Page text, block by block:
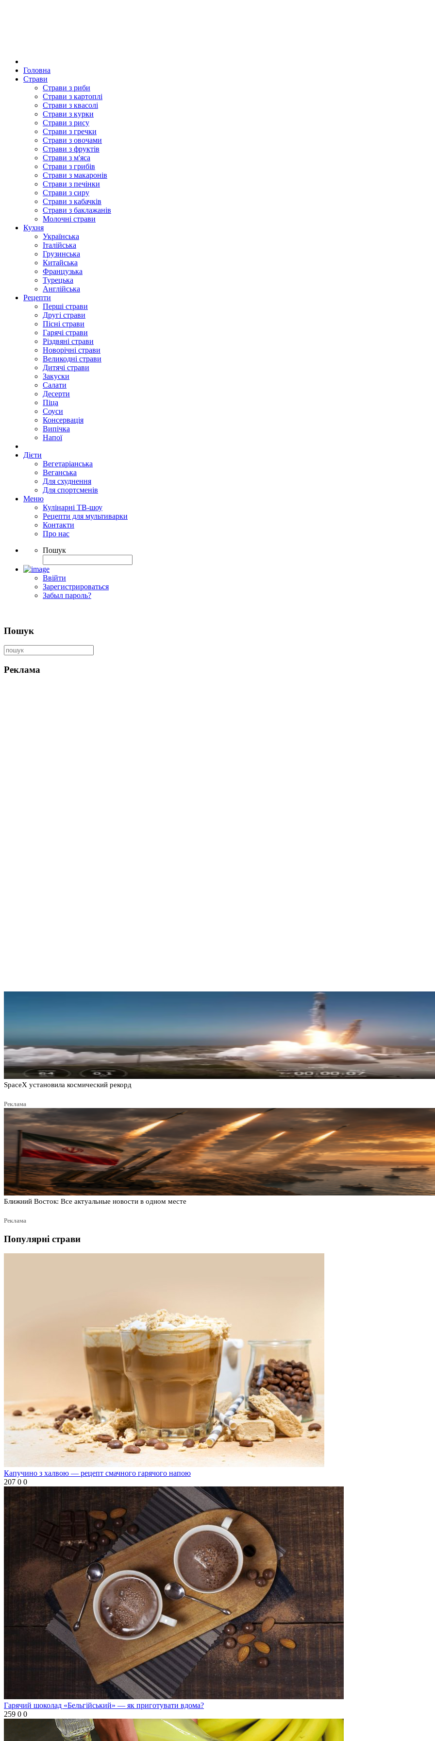
Головна
Страви
Страви з риби
Страви з картоплі
Страви з квасолі
Страви з курки
Страви з рису
Страви з гречки
Страви з овочами
Страви з фруктів
Страви з м'яса
Страви з грибів
Страви з макаронів
Страви з печінки
Страви з сиру
Страви з кабачків
Страви з баклажанів
Молочні страви
Кухня
Українська
Італійська
Грузинська
Китайська
Французька
Турецька
Англійська
Рецепти
Перші страви
Другі страви
Пісні страви
Гарячі страви
Різдвяні страви
Новорічні страви
Великодні страви
Дитячі страви
Закуски
Салати
Десерти
Піца
Соуси
Консервація
Випічка
Напої
Дієти
Вегетаріанська
Веганська
Для схуднення
Для спортсменів
Меню
Кулінарні ТВ-шоу
Рецепти для мультиварки
Контакти
Про нас
Пошук
Ввійти
Зарегистрироваться
Забыл пароль?
Пошук
Реклама
SpaceX установила космический рекорд
Реклама
Ближний Восток: Все актуальные новости в одном месте
Реклама
Популярні страви
Капучино з халвою — рецепт смачного гарячого напою
207 0 0
Гарячий шоколад «Бельгійський» — як приготувати вдома?
259 0 0